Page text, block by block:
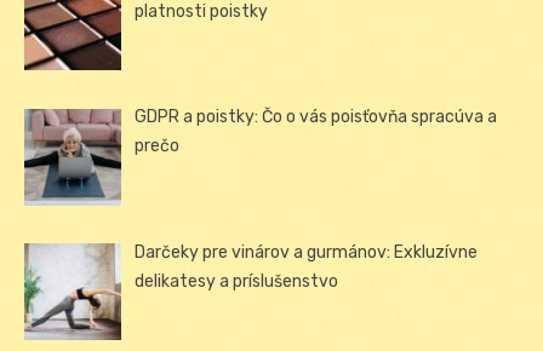
platnosti poistky
GDPR a poistky: Čo o vás poisťovňa spracúva a
prečo
Darčeky pre vinárov a gurmánov: Exkluzívne
delikatesy a príslušenstvo